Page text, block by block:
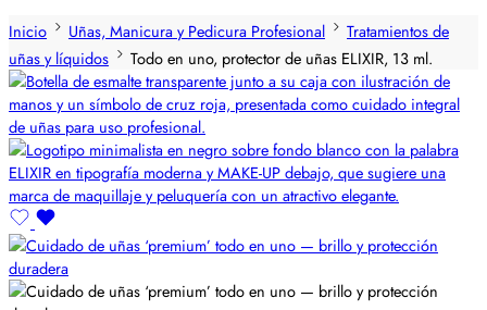
Inicio
Uñas, Manicura y Pedicura Profesional
Tratamientos de
uñas y líquidos
Todo en uno, protector de uñas ELIXIR, 13 ml.